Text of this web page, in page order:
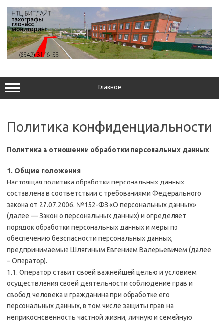
содержимому
Главное
Политика конфиденциальности
Политика в отношении обработки персональных данных
1. Общие положения
Настоящая политика обработки персональных данных
составлена в соответствии с требованиями Федерального
закона от 27.07.2006. №152-ФЗ «О персональных данных»
(далее — Закон о персональных данных) и определяет
порядок обработки персональных данных и меры по
обеспечению безопасности персональных данных,
предпринимаемые Шлягиным Евгением Валерьевичем (далее
– Оператор).
1.1. Оператор ставит своей важнейшей целью и условием
осуществления своей деятельности соблюдение прав и
свобод человека и гражданина при обработке его
персональных данных, в том числе защиты прав на
неприкосновенность частной жизни, личную и семейную